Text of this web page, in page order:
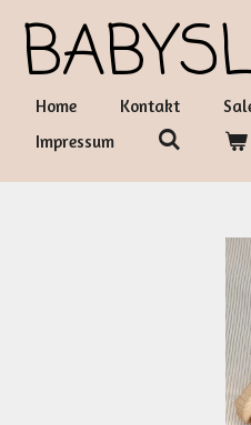
Zum
Hauptinhalt
springen
Home Kontakt
Impressum